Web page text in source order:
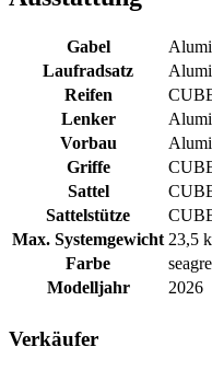
Gabel
Laufradsatz
Reifen
Lenker
Vorbau
Griffe
Sattel
Sattelstütze
Max. Systemgewicht 23,5
Farbe
Modelljahr
2026
Verkäufer